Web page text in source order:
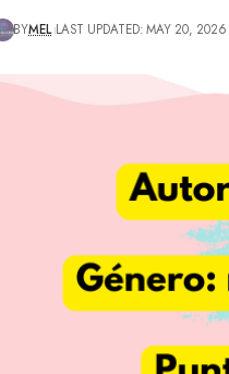
BYMEL LAST UPDATED: MAY 20, 2026